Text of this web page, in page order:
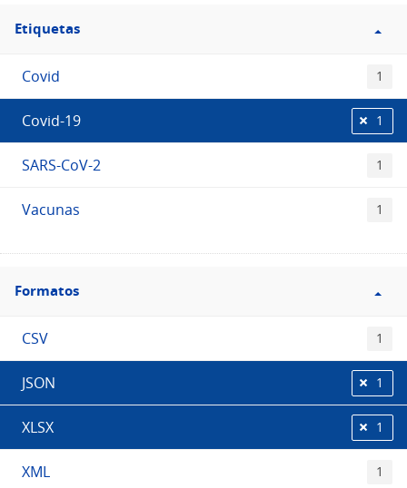
Filtro
Etiquetas
Etiquetas
Covid 1
Covid-19 1
SARS-CoV-2 1
Vacunas 1
Filtro
Formatos
Formatos
CSV 1
JSON 1
XLSX 1
XML 1